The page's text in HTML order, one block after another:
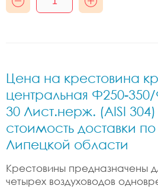
Цена на крестовина
центральная Ф250-
30 Лист.нерж. (AISI 304)
стоимость доставки
Липецкой области
Крестовины предназначены
четырех воздуховодов